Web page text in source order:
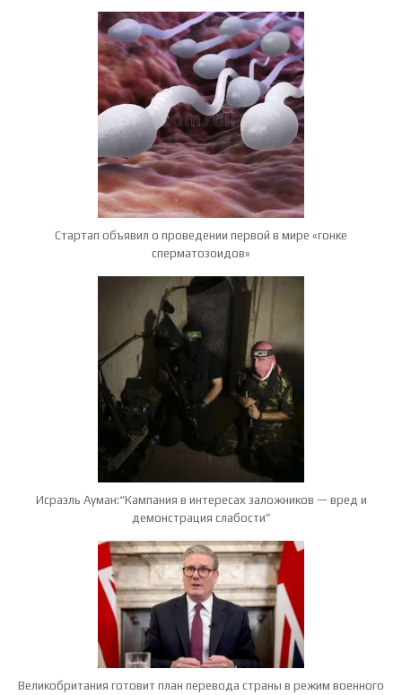
Стартап объявил о проведении первой в мире «гонке
сперматозоидов»
Исраэль Ауман:“Кампания в интересах заложников — вред и
демонстрация слабости”
Великобритания готовит план перевода страны в режим военного